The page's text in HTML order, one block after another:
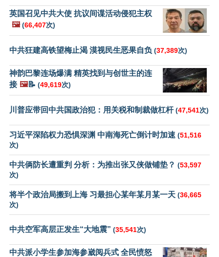
英国召见中共大使 抗议间谍活动侵犯主权
🖼️ (66,407次)
中共狂建高铁望梅止渴 漠视民生恶果自负 (37,389次)
神韵巴黎连场爆满 精英找到与创世主的连
接 🖼️📝 (49,619次)
川普应带回中共国政治犯：用关税和制裁做杠杆(47,541次)
习近平深陷权力恐惧深渊 中南海死亡倒计时加速 (51,516
次)
中共俩防长遭重判 分析：为推出张又侠做铺垫？ (53,597
次)
将半个政治局搬到上海 习最担心某年某月某一天 (36,665
次)
中共空军高层正发生“大地震” (35,541次)
中共派小学生参加海参崴阅兵式 全民愤怒